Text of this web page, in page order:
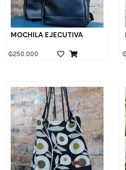
MOCHILA EJECUTIVA
₲250.000